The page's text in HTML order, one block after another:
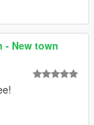
- New town